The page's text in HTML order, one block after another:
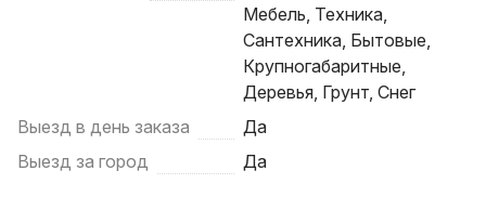
Мебель, Техника,
Сантехника, Бытовые,
Крупногабаритные,
Деревья, Грунт, Снег
Выезд в день заказа
Да
Выезд за город
Да